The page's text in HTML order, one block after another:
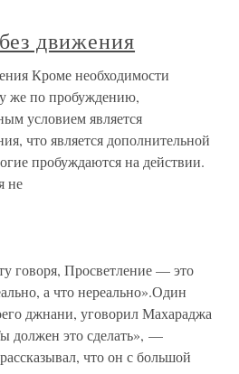
движения
Кроме необходимости
же по пробуждению,
условием является
что является дополнительной
пробуждаются на действии.
не
говоря, Просветление — это
а что нереально».Один
джнани, уговорил Махараджа
должен это сделать», —
что он с большой